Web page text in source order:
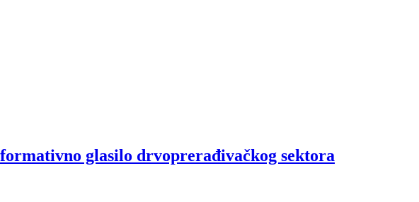
glasilo drvoprerađivačkog sektora